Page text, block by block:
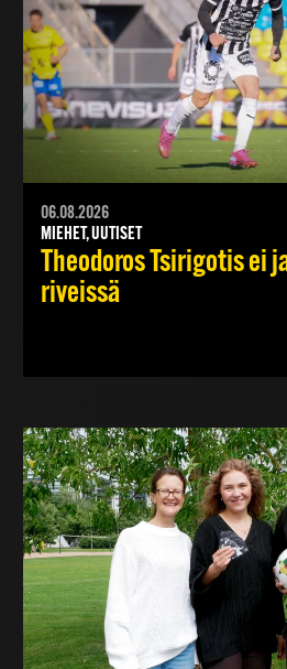
06.08.2026
MIEHET, UUTISET
Theodoros Tsirigotis ei
riveissä